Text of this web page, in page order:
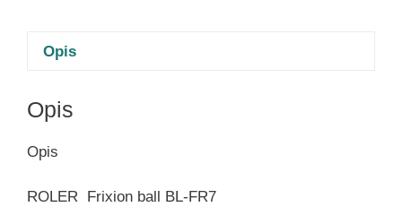
Opis
Opis
Opis
ROLER
Frixion ball BL-FR7